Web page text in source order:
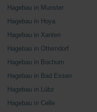
Hagebau in Munster
Hagebau in Hoya
Hagebau in Xanten
Hagebau in Otterndorf
Hagebau in Bochum
Hagebau in Bad Essen
Hagebau in Lübz
Hagebau in Celle